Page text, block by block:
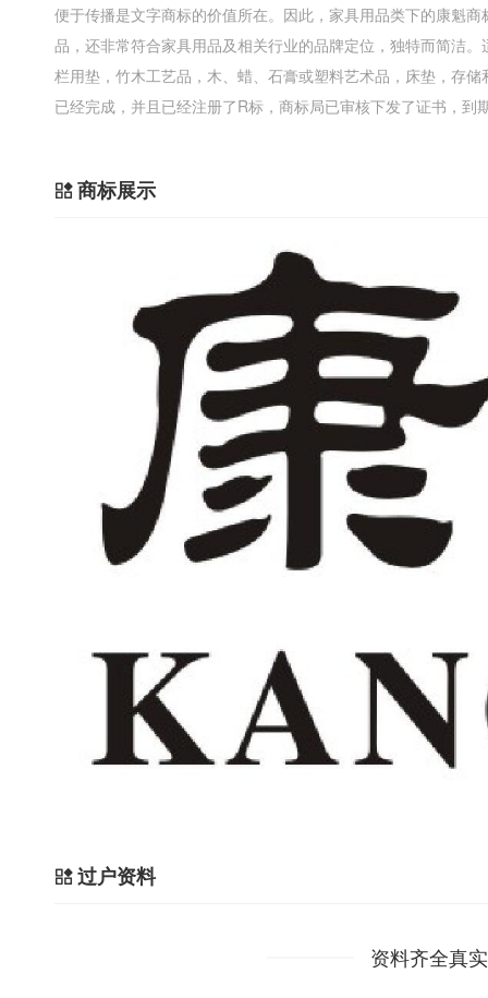
便于传播是文字商标的价值所在。因此，家具用品类下的康魁
品，还非常符合家具用品及相关行业的品牌定位，独特而简洁
栏用垫，竹木工艺品，木、蜡、石膏或塑料艺术品，床垫，存
已经完成，并且已经注册了R标，商标局已审核下发了证书，
商标展示
过户资料
资料齐全真